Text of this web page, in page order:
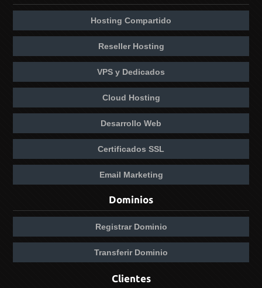
Hosting Compartido
Reseller Hosting
VPS y Dedicados
Cloud Hosting
Desarrollo Web
Certificados SSL
Email Marketing
Dominios
Registrar Dominio
Transferir Dominio
Clientes